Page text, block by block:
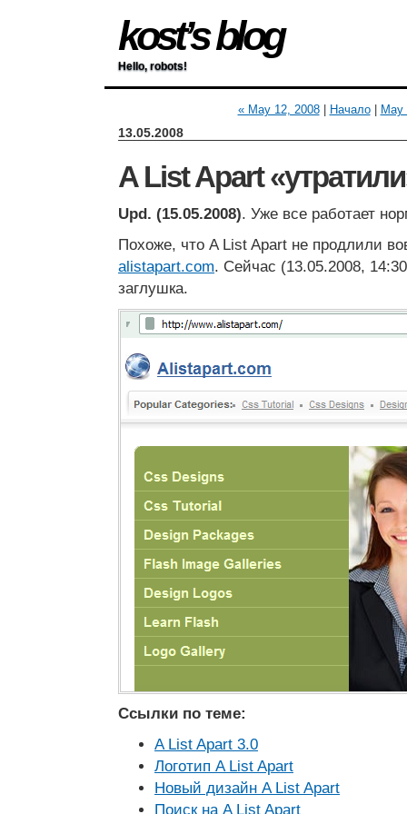
kost’s blog
Hello, robots!
« May 12, 2008| Начало| May
13.05.2008
A List Apart
Upd. (15.05.2008). Уже все работает
Похоже, что A List Apart не продлили
alistapart.com. Сейчас (13.05.2008,
заглушка.
Ссылки по теме:
A List Apart 3.0
Логотип A List Apart
Новый дизайн A List Apart
Поиск на A List Apart